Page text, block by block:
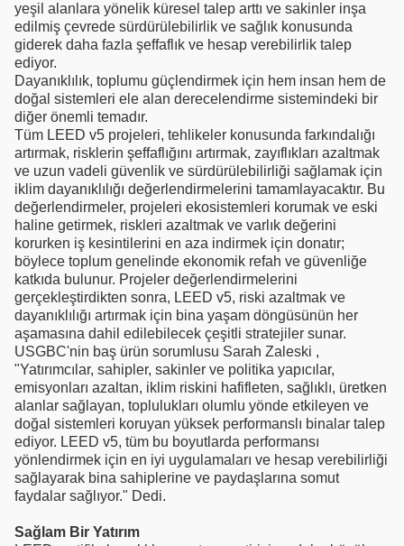
yeşil alanlara yönelik küresel talep arttı ve sakinler inşa
edilmiş çevrede sürdürülebilirlik ve sağlık konusunda
giderek daha fazla şeffaflık ve hesap verebilirlik talep
ediyor.
Dayanıklılık, toplumu güçlendirmek için hem insan hem de
doğal sistemleri ele alan derecelendirme sistemindeki bir
diğer önemli temadır.
Tüm LEED v5 projeleri, tehlikeler konusunda farkındalığı
artırmak, risklerin şeffaflığını artırmak, zayıflıkları azaltmak
ve uzun vadeli güvenlik ve sürdürülebilirliği sağlamak için
iklim dayanıklılığı değerlendirmelerini tamamlayacaktır. Bu
değerlendirmeler, projeleri ekosistemleri korumak ve eski
haline getirmek, riskleri azaltmak ve varlık değerini
korurken iş kesintilerini en aza indirmek için donatır;
böylece toplum genelinde ekonomik refah ve güvenliğe
katkıda bulunur. Projeler değerlendirmelerini
gerçekleştirdikten sonra, LEED v5, riski azaltmak ve
dayanıklılığı artırmak için bina yaşam döngüsünün her
aşamasına dahil edilebilecek çeşitli stratejiler sunar.
USGBC'nin baş ürün sorumlusu Sarah Zaleski ,
"Yatırımcılar, sahipler, sakinler ve politika yapıcılar,
emisyonları azaltan, iklim riskini hafifleten, sağlıklı, üretken
alanlar sağlayan, toplulukları olumlu yönde etkileyen ve
doğal sistemleri koruyan yüksek performanslı binalar talep
ediyor. LEED v5, tüm bu boyutlarda performansı
yönlendirmek için en iyi uygulamaları ve hesap verebilirliği
sağlayarak bina sahiplerine ve paydaşlarına somut
faydalar sağlıyor." Dedi.
Sağlam Bir Yatırım